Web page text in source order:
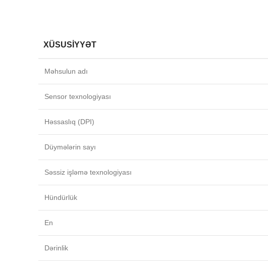
XÜSUSIYYƏT
Məhsulun adı
Sensor texnologiyası
Həssaslıq (DPI)
Düymələrin sayı
Səssiz işləmə texnologiyası
Hündürlük
En
Dərinlik